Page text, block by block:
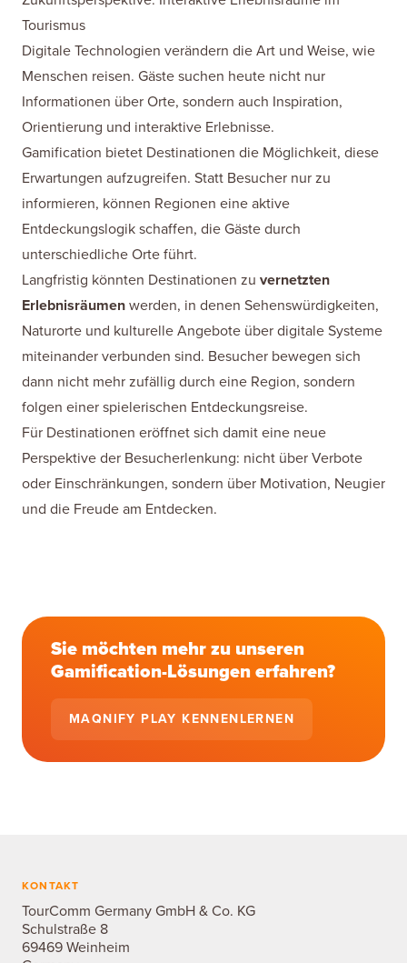
Tourismus
Digitale Technologien verändern die Art und Weise, wie
Menschen reisen. Gäste suchen heute nicht nur
Informationen über Orte, sondern auch Inspiration,
Orientierung und interaktive Erlebnisse.
Gamification bietet Destinationen die Möglichkeit, diese
Erwartungen aufzugreifen. Statt Besucher nur zu
informieren, können Regionen eine aktive
Entdeckungslogik schaffen, die Gäste durch
unterschiedliche Orte führt.
Langfristig könnten Destinationen zu vernetzten
Erlebnisräumen werden, in denen Sehenswürdigkeiten,
Naturorte und kulturelle Angebote über digitale Systeme
miteinander verbunden sind. Besucher bewegen sich
dann nicht mehr zufällig durch eine Region, sondern
folgen einer spielerischen Entdeckungsreise.
Für Destinationen eröffnet sich damit eine neue
Perspektive der Besucherlenkung: nicht über Verbote
oder Einschränkungen, sondern über Motivation, Neugier
und die Freude am Entdecken.
Sie möchten mehr zu unseren
Gamification-Lösungen erfahren?
MAQNIFY PLAY KENNENLERNEN
KONTAKT
TourComm Germany GmbH & Co. KG
Schulstraße 8
69469 Weinheim